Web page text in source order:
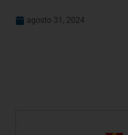
agosto 31, 2024